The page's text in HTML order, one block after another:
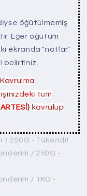
öğütülmemiş
Eğer öğütüm
ekranda "notlar"
belirtiniz.
tüm
kavrulup
/ 250G - Tükendi!
/ 250G -
/ 1KG -